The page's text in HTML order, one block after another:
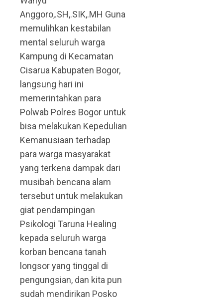
Anggoro,.SH,.SIK,.MH Guna
memulihkan kestabilan
mental seluruh warga
Kampung di Kecamatan
Cisarua Kabupaten Bogor,
langsung hari ini
memerintahkan para
Polwab Polres Bogor untuk
bisa melakukan Kepedulian
Kemanusiaan terhadap
para warga masyarakat
yang terkena dampak dari
musibah bencana alam
tersebut untuk melakukan
giat pendampingan
Psikologi Taruna Healing
kepada seluruh warga
korban bencana tanah
longsor yang tinggal di
pengungsian, dan kita pun
sudah mendirikan Posko